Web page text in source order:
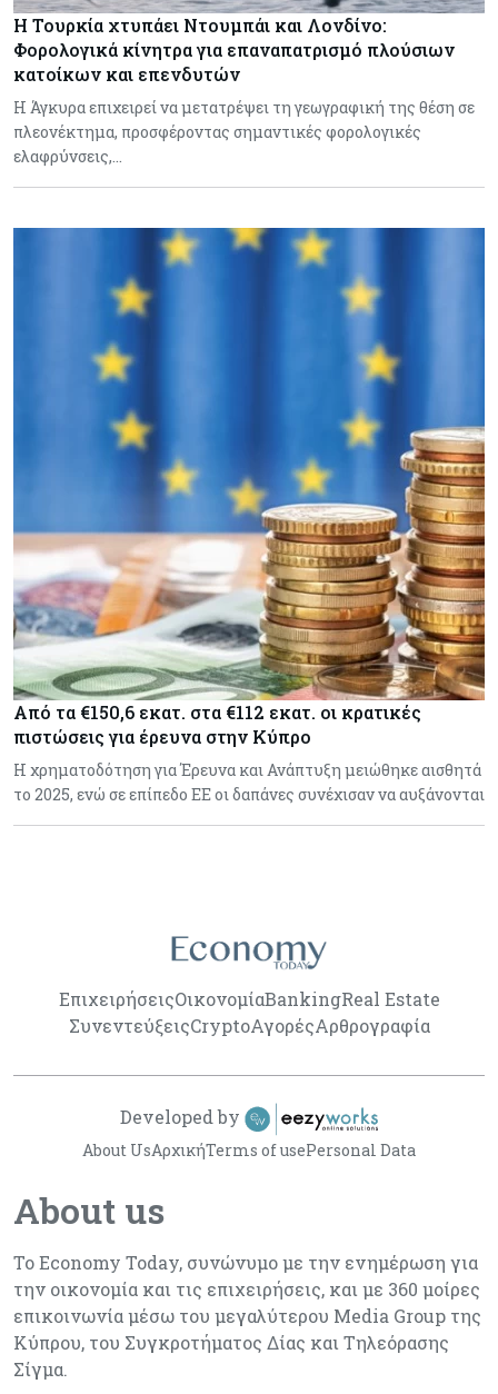
Η Τουρκία χτυπάει Ντουμπάι και Λονδίνο:
Φορολογικά κίνητρα για επαναπατρισμό πλούσιων
κατοίκων και επενδυτών
Η Άγκυρα επιχειρεί να μετατρέψει τη γεωγραφική της θέση σε
πλεονέκτημα, προσφέροντας σημαντικές φορολογικές
ελαφρύνσεις,…
Από τα €150,6 εκατ. στα €112 εκατ. οι κρατικές
πιστώσεις για έρευνα στην Κύπρο
Η χρηματοδότηση για Έρευνα και Ανάπτυξη μειώθηκε αισθητά
το 2025, ενώ σε επίπεδο ΕΕ οι δαπάνες συνέχισαν να αυξάνονται
ΕπιχειρήσειςΟικονομίαBankingReal Estate
ΣυνεντεύξειςCryptoΑγορέςΑρθρογραφία
About us
Το Economy Today, συνώνυμο με την ενημέρωση για
την οικονομία και τις επιχειρήσεις, και με 360 μοίρες
επικοινωνία μέσω του μεγαλύτερου Media Group της
Κύπρου, του Συγκροτήματος Δίας και Τηλεόρασης
Σίγμα.
About UsΑρχικήTerms of usePersonal Data
Developed by